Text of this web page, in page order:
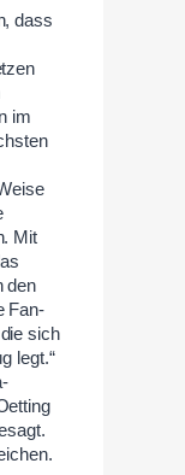
dass
im
Mit
den
Fan-
sich
legt.“